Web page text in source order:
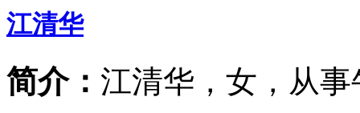
江清华
简介： 江清华，女，从事